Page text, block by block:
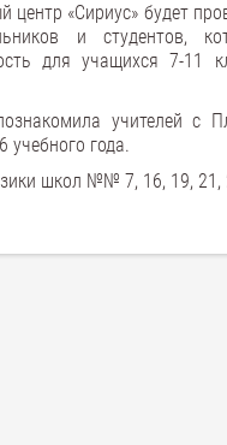
«Сириус» будет
и студентов,
для учащихся 7-11
учителей с
учебного года.
школ №№ 7, 16, 19,